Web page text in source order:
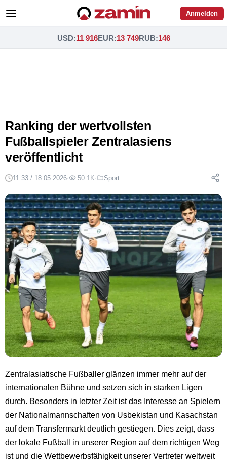
Anmelden
USD:11 916EUR:13 749RUB:146
Ranking der wertvollsten
Fußballspieler Zentralasiens
veröffentlicht
11:33 / 18.05.2026· 50.1K· Sport
Zentralasiatische Fußballer glänzen immer mehr auf der
internationalen Bühne und setzen sich in starken Ligen
durch. Besonders in letzter Zeit ist das Interesse an Spielern
der Nationalmannschaften von Usbekistan und Kasachstan
auf dem Transfermarkt deutlich gestiegen. Dies zeigt, dass
der lokale Fußball in unserer Region auf dem richtigen Weg
ist und die Wettbewerbsfähigkeit unserer Vertreter weltweit